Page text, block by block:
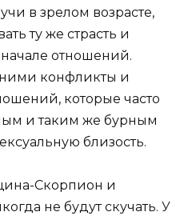
в зрелом возрасте,
ту же страсть и
начале отношений.
конфликты и
которые часто
и таким же бурным
близость.
Скорпион и
не будут скучать. У